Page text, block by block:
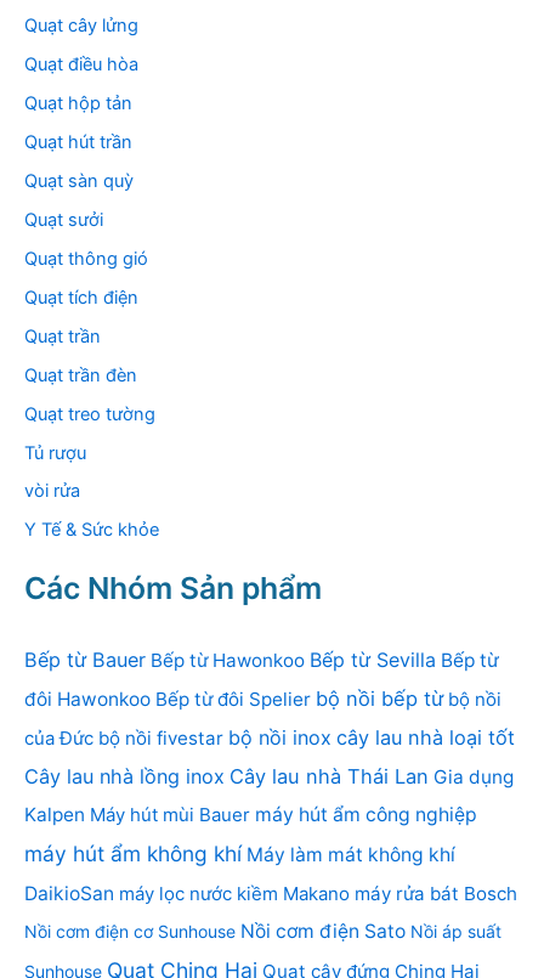
Quạt cây lửng
Quạt điều hòa
Quạt hộp tản
Quạt hút trần
Quạt sàn quỳ
Quạt sưởi
Quạt thông gió
Quạt tích điện
Quạt trần
Quạt trần đèn
Quạt treo tường
Tủ rượu
vòi rửa
Y Tế & Sức khỏe
Các Nhóm Sản phẩm
Bếp từ Bauer Bếp từ Hawonkoo Bếp từ Sevilla Bếp từ
đôi Hawonkoo Bếp từ đôi Spelier bộ nồi bếp từ bộ nồi
của Đức bộ nồi fivestar bộ nồi inox cây lau nhà loại tốt
Cây lau nhà lồng inox Cây lau nhà Thái Lan Gia dụng
Kalpen Máy hút mùi Bauer máy hút ẩm công nghiệp
máy hút ẩm không khí Máy làm mát không khí
DaikioSan máy lọc nước kiềm Makano máy rửa bát Bosch
Nồi cơm điện cơ Sunhouse Nồi cơm điện Sato Nồi áp suất
Sunhouse Quạt Ching Hai Quạt cây đứng Ching Hai